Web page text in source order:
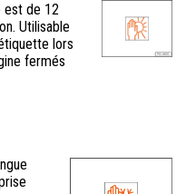
est de 12
Utilisable
lors
fermés